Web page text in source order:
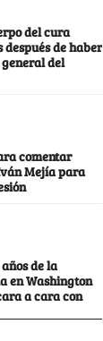
del cura
después de haber
del
comentar
Mejía para
de la
en Washington
a cara con